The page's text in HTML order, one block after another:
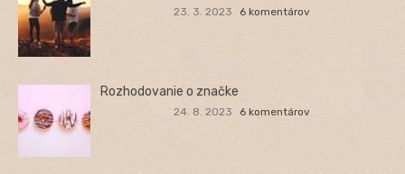
23. 3. 2023 6 komentárov
Rozhodovanie o značke
24. 8. 2023 6 komentárov